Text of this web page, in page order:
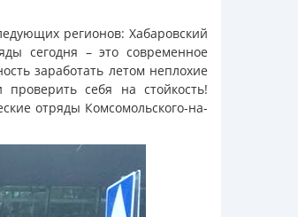
регионов: Хабаровский
сегодня – это современное
заработать летом неплохие
себя на стойкость!
отряды Комсомольского-на-